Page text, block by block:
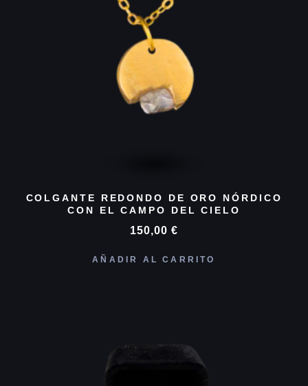
COLGANTE REDONDO DE ORO NÓRDICO
CON EL CAMPO DEL CIELO
150,00 €
AÑADIR AL CARRITO